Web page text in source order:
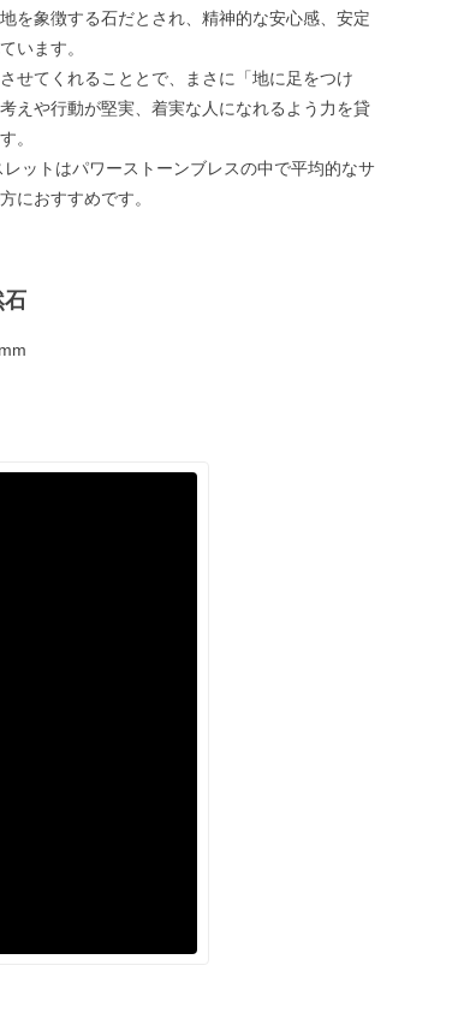
を象徴する石だとされ、精神的な安心感、安定
います。
せてくれることとで、まさに「地に足をつけ
えや行動が堅実、着実な人になれるよう力を貸
。
ットはパワーストーンブレスの中で平均的なサ
におすすめです。
石